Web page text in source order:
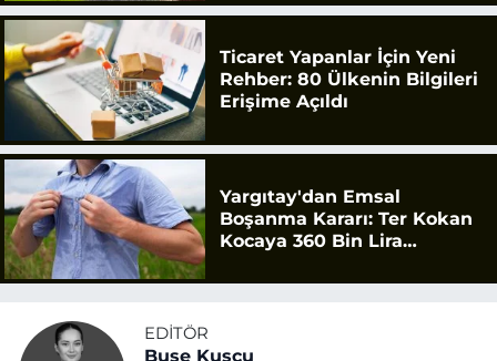
Ticaret Yapanlar İçin Yeni
Rehber: 80 Ülkenin Bilgileri
Erişime Açıldı
Yargıtay'dan Emsal
Boşanma Kararı: Ter Kokan
Kocaya 360 Bin Lira
EDITÖR
Buse Kuşcu